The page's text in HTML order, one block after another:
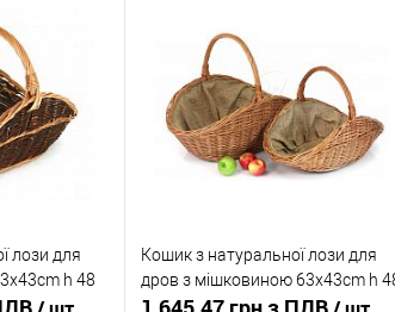
порівняння
Під
Купити в 1 клік
У обране
Під
замовлення
лози для
h 48
Кошик з натуральної лози для
дров з мішковиною 63x43cm h